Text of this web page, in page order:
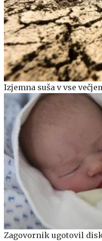
Izjemna suša v vse
Zagovornik ugotovil